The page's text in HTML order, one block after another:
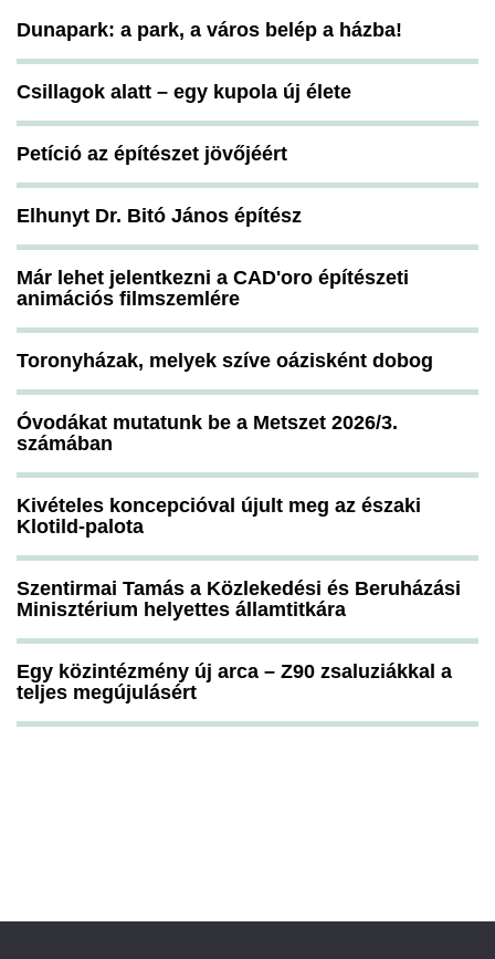
Dunapark: a park, a város belép a házba!
Csillagok alatt – egy kupola új élete
Petíció az építészet jövőjéért
Elhunyt Dr. Bitó János építész
Már lehet jelentkezni a CAD'oro építészeti
animációs filmszemlére
Toronyházak, melyek szíve oázisként dobog
Óvodákat mutatunk be a Metszet 2026/3.
számában
Kivételes koncepcióval újult meg az északi
Klotild-palota
Szentirmai Tamás a Közlekedési és Beruházási
Minisztérium helyettes államtitkára
Egy közintézmény új arca – Z90 zsaluziákkal a
teljes megújulásért